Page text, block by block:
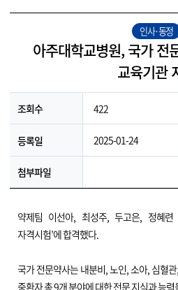
인사·동정
아주대학교병원, 국가 전
교육기관
조회수 422
등록일 2025-01-24
첨부파일
약제팀 이선아, 최성주, 두고은, 정혜
자격시험’에 합격했다.
국가 전문약사는 내분비, 노인, 소아, 심혈
중환자 총 9개 분야에 대한 전문 지식과 능력